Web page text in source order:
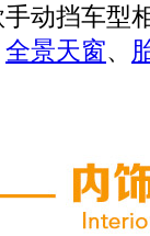
动挡车型
全景天窗、